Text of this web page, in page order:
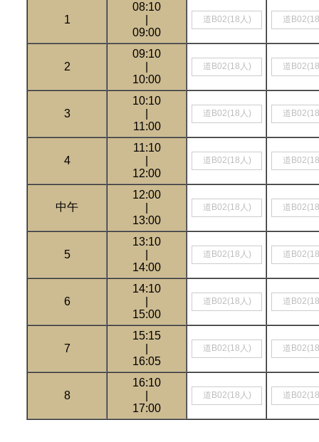
1
08:10
09:00
道B02(18人) 道
2
09:10
10:00
道B02(18人) 道
3
10:10
11:00
道B02(18人) 道
4
11:10
12:00
道B02(18人) 道
中午
12:00
13:00
道B02(18人) 道
5
13:10
14:00
道B02(18人) 道
6
14:10
15:00
道B02(18人) 道
7
15:15
16:05
道B02(18人) 道
8
16:10
17:00
道B02(18人) 道